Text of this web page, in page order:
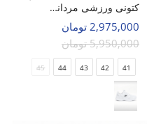
کتونی ورزشی مردانه اسپورتلند Flux Walk M
2,975,000 تومان
5,950,000 تومان
41
42
43
44
45